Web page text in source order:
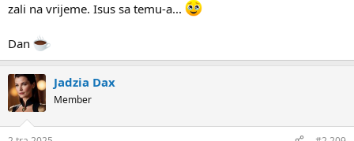
zali na vrijeme. Isus sa temu-a...
Dan
Jadzia Dax
Member